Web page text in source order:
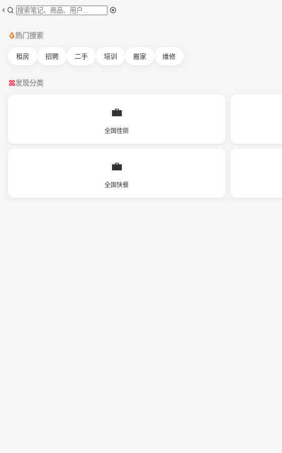
热门搜索
租房 招聘 二手 培训 搬家 维修
发现分类
💼
全国佳丽
💼
全国快餐